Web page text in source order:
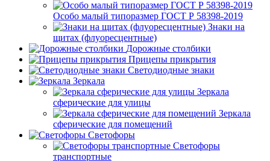
Особо малый типоразмер ГОСТ Р 58398-2019
Знаки на
щитах (флуоресцентные)
Дорожные столбики
Прицепы прикрытия
Светодиодные знаки
Зеркала
Зеркала
сферические для улицы
Зеркала
сферические для помещений
Светофоры
Светофоры
транспортные